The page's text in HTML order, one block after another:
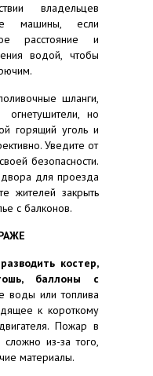
владельцев
машины, если
расстояние и
водой, чтобы
шланги,
но
горящий уголь и
Уведите от
безопасности.
для проезда
жителей закрыть
с балконов.
костер,
баллоны с
воды или топлива
к короткому
Пожар в
из-за того,
материалы.